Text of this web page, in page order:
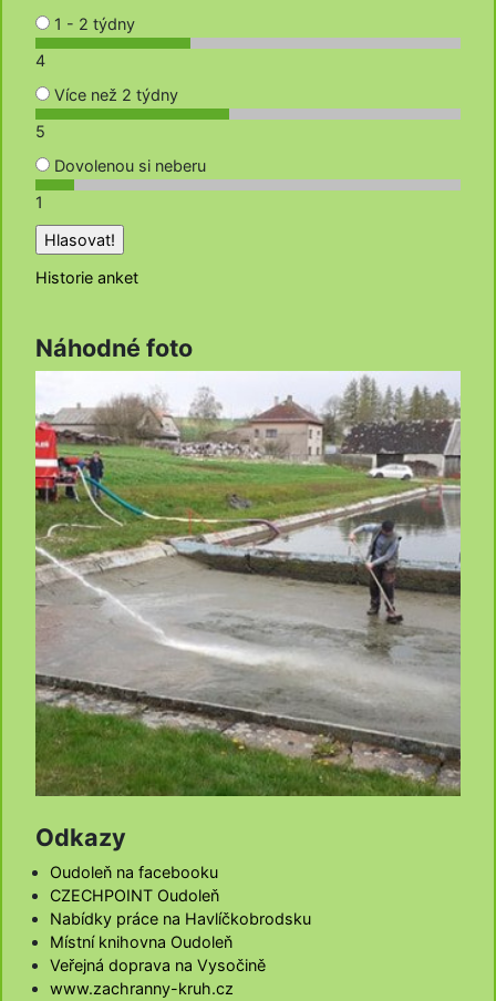
1 - 2 týdny
4
Více než 2 týdny
5
Dovolenou si neberu
1
Historie anket
Náhodné foto
Odkazy
Oudoleň na facebooku
CZECHPOINT Oudoleň
Nabídky práce na Havlíčkobrodsku
Místní knihovna Oudoleň
Veřejná doprava na Vysočině
www.zachranny-kruh.cz